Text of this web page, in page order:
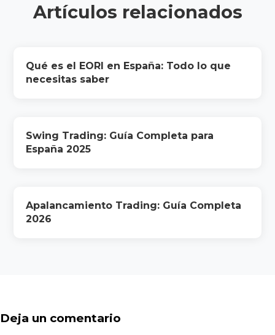
Artículos relacionados
Qué es el EORI en España: Todo lo que
necesitas saber
Swing Trading: Guía Completa para
España 2025
Apalancamiento Trading: Guía Completa
2026
Deja un comentario